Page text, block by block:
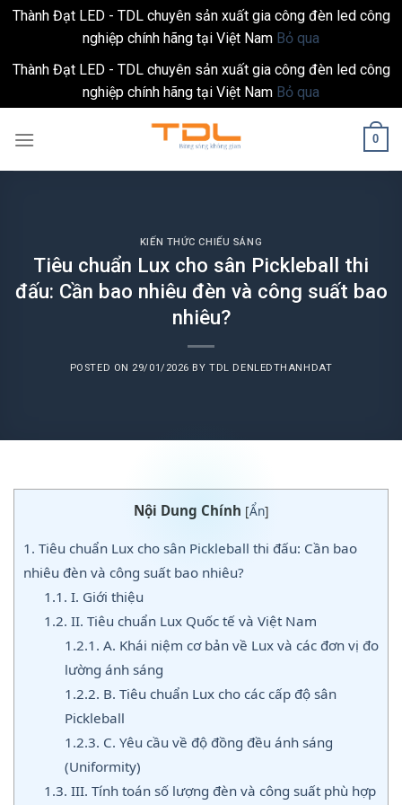
Thành Đạt LED - TDL chuyên sản xuất gia công đèn led công
nghiệp chính hãng tại Việt Nam Bỏ qua
Thành Đạt LED - TDL chuyên sản xuất gia công đèn led công
nghiệp chính hãng tại Việt Nam Bỏ qua
0
KIẾN THỨC CHIẾU SÁNG
Tiêu chuẩn Lux cho sân Pickleball thi
đấu: Cần bao nhiêu đèn và công suất bao
nhiêu?
POSTED ON 29/01/2026 BYTDL DENLEDTHANHDAT
Nội Dung Chính [Ẩn]
1. Tiêu chuẩn Lux cho sân Pickleball thi đấu: Cần bao
nhiêu đèn và công suất bao nhiêu?
1.1. I. Giới thiệu
1.2. II. Tiêu chuẩn Lux Quốc tế và Việt Nam
1.2.1. A. Khái niệm cơ bản về Lux và các đơn vị đo
lường ánh sáng
1.2.2. B. Tiêu chuẩn Lux cho các cấp độ sân
Pickleball
1.2.3. C. Yêu cầu về độ đồng đều ánh sáng
(Uniformity)
1.3. III. Tính toán số lượng đèn và công suất phù hợp